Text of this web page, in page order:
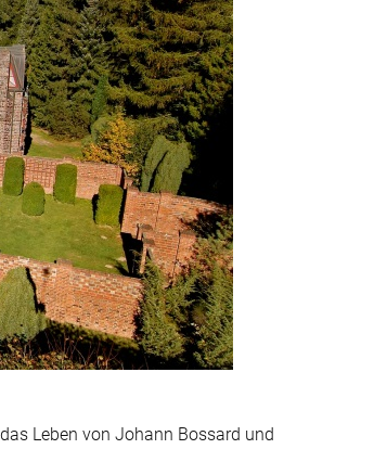
Leben von Johann Bossard und